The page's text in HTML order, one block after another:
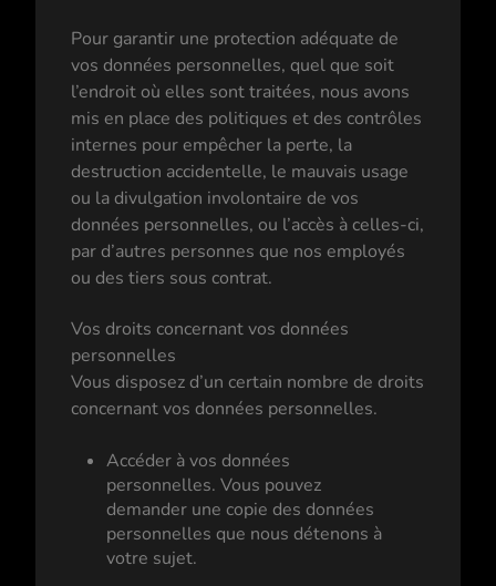
Pour garantir une protection adéquate de
vos données personnelles, quel que soit
l’endroit où elles sont traitées, nous avons
mis en place des politiques et des contrôles
internes pour empêcher la perte, la
destruction accidentelle, le mauvais usage
ou la divulgation involontaire de vos
données personnelles, ou l’accès à celles-ci,
par d’autres personnes que nos employés
ou des tiers sous contrat.
Vos droits concernant vos données
personnelles
Vous disposez d’un certain nombre de droits
concernant vos données personnelles.
Accéder à vos données
personnelles. Vous pouvez
demander une copie des données
personnelles que nous détenons à
votre sujet.